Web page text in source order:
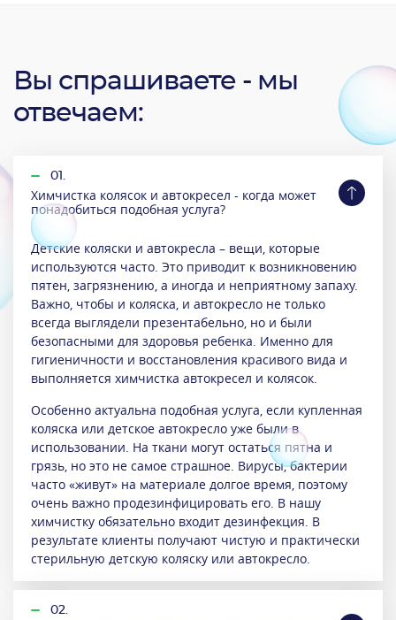
Вы спрашиваете - мы
отвечаем:
01.
Химчистка колясок и автокресел - когда может
понадобиться подобная услуга?
Детские коляски и автокресла – вещи, которые
используются часто. Это приводит к возникновению
пятен, загрязнению, а иногда и неприятному запаху.
Важно, чтобы и коляска, и автокресло не только
всегда выглядели презентабельно, но и были
безопасными для здоровья ребенка. Именно для
гигиеничности и восстановления красивого вида и
выполняется химчистка автокресел и колясок.
Особенно актуальна подобная услуга, если купленная
коляска или детское автокресло уже были в
использовании. На ткани могут остаться пятна и
грязь, но это не самое страшное. Вирусы, бактерии
часто «живут» на материале долгое время, поэтому
очень важно продезинфицировать его. В нашу
химчистку обязательно входит дезинфекция. В
результате клиенты получают чистую и практически
стерильную детскую коляску или автокресло.
02.